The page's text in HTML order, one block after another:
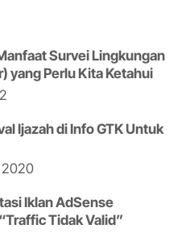
Survei Lingkungan
yang Perlu Kita Ketahui
Ijazah di Info GTK Untuk
2020
Iklan AdSense
Tidak Valid”